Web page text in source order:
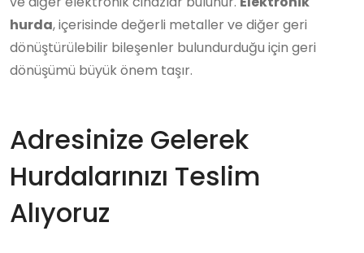
hurda, içerisinde değerli metaller ve diğer geri
dönüştürülebilir bileşenler bulundurduğu için geri
dönüşümü büyük önem taşır.
Adresinize Gelerek
Hurdalarınızı Teslim
Alıyoruz